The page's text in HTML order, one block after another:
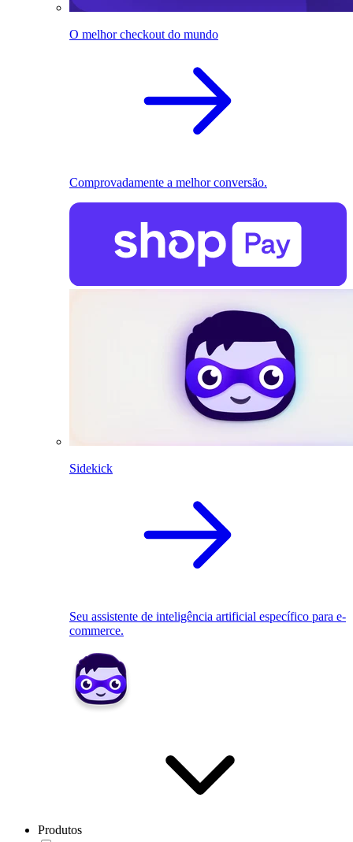
O melhor checkout do mundo
Comprovadamente a melhor conversão.
Sidekick
Seu assistente de inteligência artificial específico para e-
commerce.
Produtos